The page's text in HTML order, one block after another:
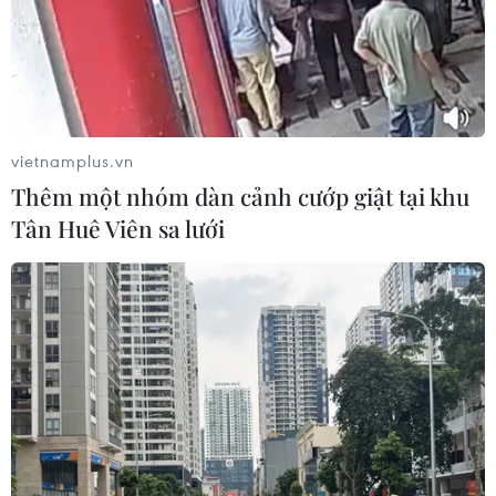
mới
02/08/2026 05:13
Tên lửa SpaceX lao xuống Mặt Trăng
với tốc độ gấp 7 lần âm thanh
31/07/2026 23:06
Hàn Quốc tham gia dự án xây dựng
căn cứ Mặt trăng của NASA
31/07/2026 09:58
Giải mã ADN thế hệ mới: Khi khoa
học mở lối cho những người chiến sỹ
trở về
vietnamplus.vn
Thêm một nhóm dàn cảnh cướp giật tại khu
Tân Huê Viên sa lưới